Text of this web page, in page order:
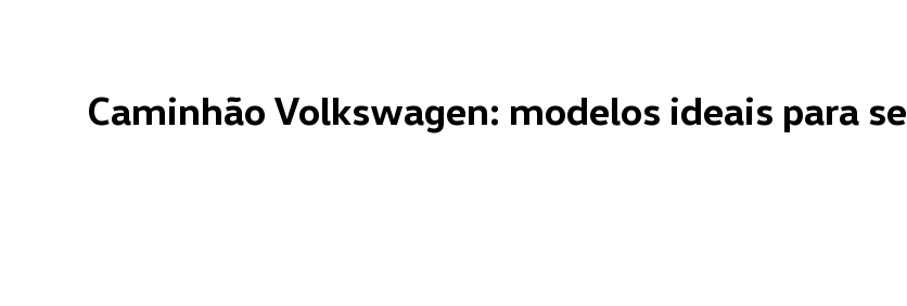
Caminhão Volkswagen: modelos ideais para